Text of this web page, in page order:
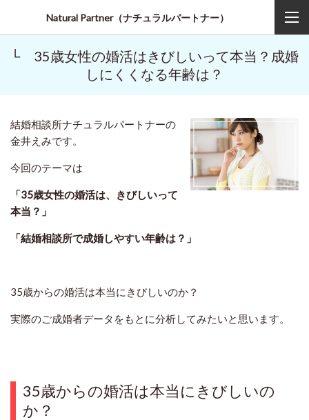
Natural Partner（ナチュラルパートナー）
└ 35歳女性の婚活はきびしいって本当？成婚
しにくくなる年齢は？
結婚相談所ナチュラルパートナーの
金井えみです。
今回のテーマは
「35歳女性の婚活は、きびしいって
本当？」
「結婚相談所で成婚しやすい年齢は？」
35歳からの婚活は本当にきびしいのか？
実際のご成婚者データをもとに分析してみたいと思います。
35歳からの婚活は本当にきびしいの
か？